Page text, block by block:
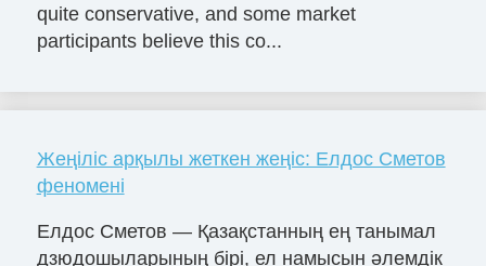
quite conservative, and some market
participants believe this co...
Жеңіліс арқылы жеткен жеңіс: Елдос Сметов
феномені
Елдос Сметов — Қазақстанның ең танымал
дзюдошыларының бірі, ел намысын әлемдік